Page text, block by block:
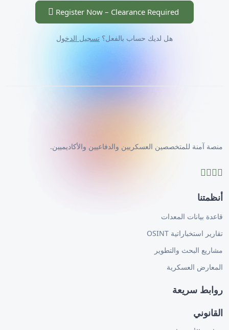
Register Now – Clearance Required
هل لديك حساب بالفعل؟ تسجيل الدخول
منصة آمنة للمتخصصين العسكريين والدفاعيين والأكاديميين.
أنظمتنا
قاعدة بيانات المعدات
تقارير استخباراتية OSINT
مشاريع البحث والتطوير
المعارض العسكرية
روابط سريعة
القانوني